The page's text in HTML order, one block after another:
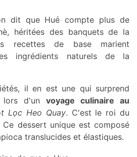
dit que Hué compte plus de
héritées des banquets de la
recettes de base marient
ingrédients naturels de la
il en est une qui surprend
lors d'un voyage culinaire au
Lọc Heo Quay. C'est le roi du
dessert unique est composé
translucides et élastiques.